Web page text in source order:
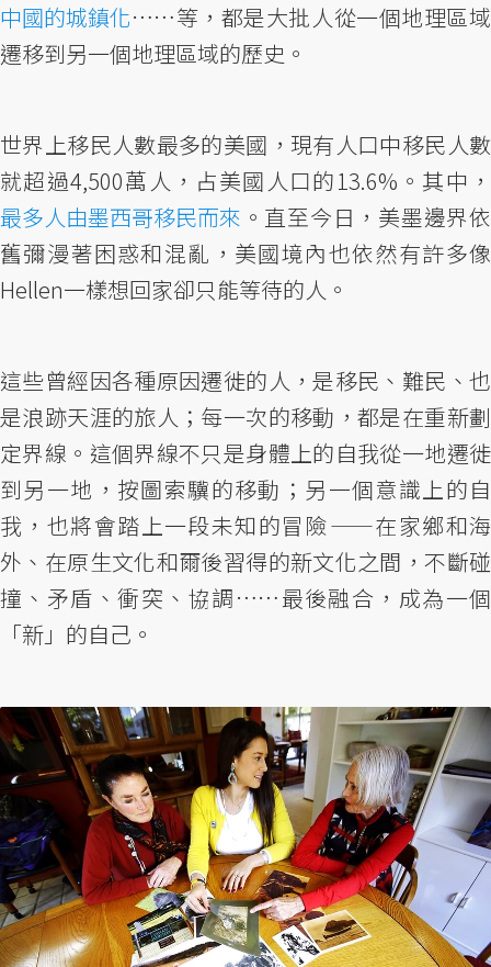
中國的城鎮化……等，都是大批人從一個地理區域
遷移到另一個地理區域的歷史。
世界上移民人數最多的美國，現有人口中移民人數
就超過4,500萬人，占美國人口的13.6%。其中，
最多人由墨西哥移民而來 。直至今日，美墨邊界依
舊彌漫著困惑和混亂，美國境內也依然有許多像
Hellen一樣想回家卻只能等待的人。
這些曾經因各種原因遷徙的人，是移民、難民、也
是浪跡天涯的旅人；每一次的移動，都是在重新劃
定界線。這個界線不只是身體上的自我從一地遷徙
到另一地，按圖索驥的移動；另一個意識上的自
我，也將會踏上一段未知的冒險 ——在家鄉和海
外、在原生文化和爾後習得的新文化之間，不斷碰
撞、矛盾、衝突、協調 ……最後融合，成為一個
「新」的自己。